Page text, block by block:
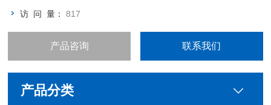
访 问 量：817
产品咨询 联系我们
产品分类